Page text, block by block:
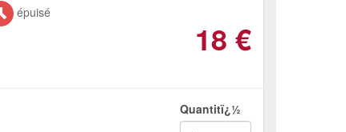
épuisé
18 €
Quantitï¿½